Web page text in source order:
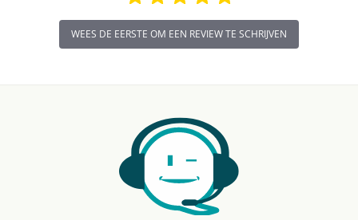
WEES DE EERSTE OM EEN REVIEW TE SCHRIJVEN